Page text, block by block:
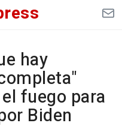
hay
fuego para
Biden